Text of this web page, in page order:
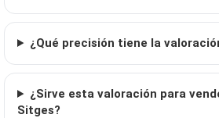
¿Qué precisión tiene la
¿Sirve esta valoración para
Sitges?